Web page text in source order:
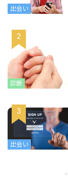
出会い
診断
出会い